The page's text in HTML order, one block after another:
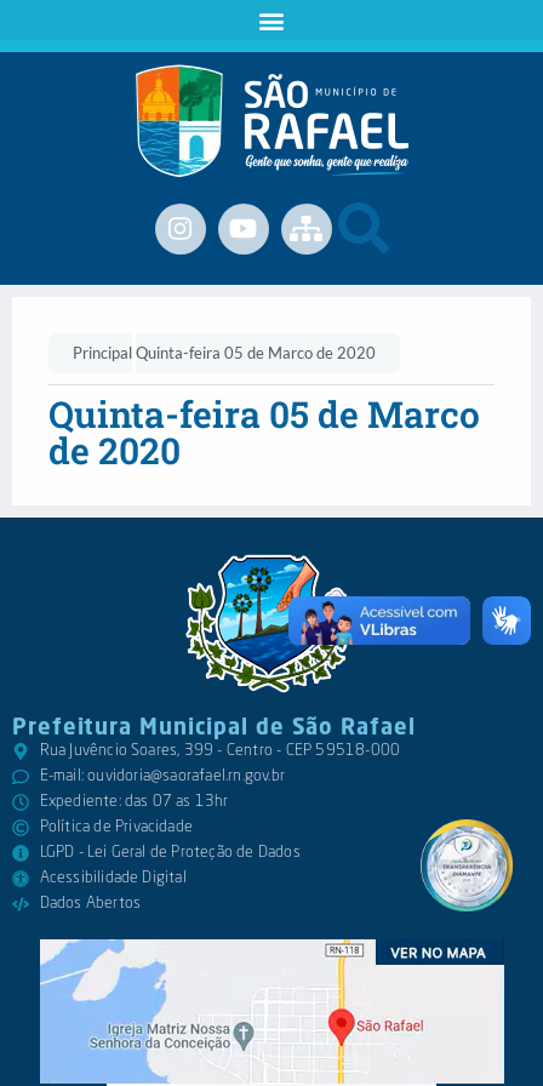
PrincipalQuinta-feira 05 de Marco de 2020
Quinta-feira 05 de Marco
de 2020
Prefeitura Municipal de São Rafael
Rua Juvêncio Soares, 399 - Centro - CEP 59518-000
E-mail:ouvidoria@saorafael.rn.gov.br
Expediente: das 07 as 13hr
Política de Privacidade
LGPD - Lei Geral de Proteção de Dados
Acessibilidade Digital
Dados Abertos